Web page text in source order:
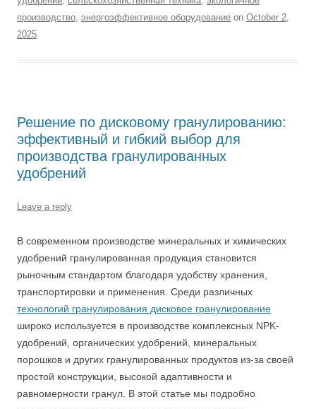
производство энергоэффективное оборудование on October 2,
2025
Решение по дисковому гранулированию:
эффективный и гибкий выбор для
производства гранулированных
удобрений
Leave a reply
В современном производстве минеральных и химических
удобрений гранулированная продукция становится
рыночным стандартом благодаря удобству хранения,
транспортировки и применения. Среди различных
технологий гранулирования дисковое гранулирование
широко используется в производстве комплексных NPK-
удобрений, органических удобрений, минеральных
порошков и других гранулированных продуктов из-за своей
простой конструкции, высокой адаптивности и
равномерности гранул. В этой статье мы подробно